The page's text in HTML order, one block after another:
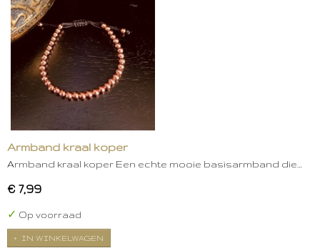
Armband kraal koper
Armband kraal koper Een echte mooie basisarmband die…
€ 7,99
✓ Op voorraad
IN WINKELWAGEN